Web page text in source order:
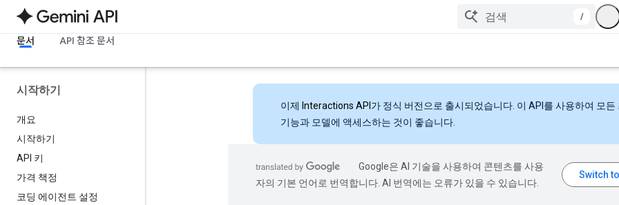
/
문서 API 참조 문서
시작하기
개요
시작하기
API 키
가격 책정
코딩 에이전트 설정
이제 Interactions API 가 정식 버전으로 출시되었습니다. 이 API를 사용하여 모든
기능과 모델에 액세스하는 것이 좋습니다.
Google은 AI 기술을 사용하여 콘텐츠를 사용
자의 기본 언어로 번역합니다. AI 번역에는 오류가 있을 수 있습니다.